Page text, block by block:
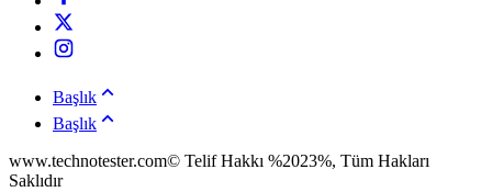
Başlık
Başlık
www.technotester.com© Telif Hakkı %2023%, Tüm Hakları
Saklıdır